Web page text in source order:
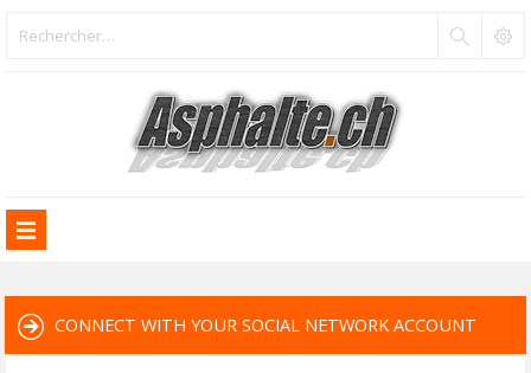
CONNECT WITH YOUR SOCIAL NETWORK ACCOUNT